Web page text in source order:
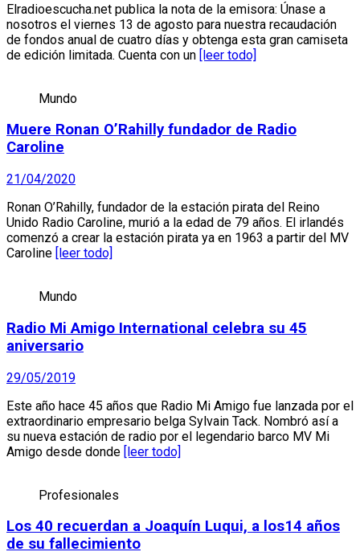
Elradioescucha.net publica la nota de la emisora: Únase a
nosotros el viernes 13 de agosto para nuestra recaudación
de fondos anual de cuatro días y obtenga esta gran camiseta
de edición limitada. Cuenta con un [leer todo]
Mundo
Muere Ronan O’Rahilly fundador de Radio
Caroline
21/04/2020
Ronan O’Rahilly, fundador de la estación pirata del Reino
Unido Radio Caroline, murió a la edad de 79 años. El irlandés
comenzó a crear la estación pirata ya en 1963 a partir del MV
Caroline [leer todo]
Mundo
Radio Mi Amigo International celebra su 45
aniversario
29/05/2019
Este año hace 45 años que Radio Mi Amigo fue lanzada por el
extraordinario empresario belga Sylvain Tack. Nombró así a
su nueva estación de radio por el legendario barco MV Mi
Amigo desde donde [leer todo]
Profesionales
Los 40 recuerdan a Joaquín Luqui, a los14 años
de su fallecimiento